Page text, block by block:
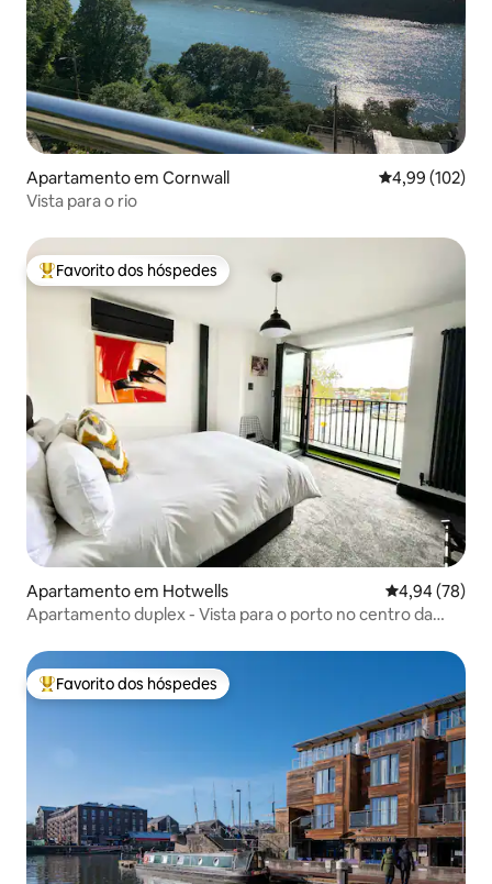
Apartamento em Cornwall Classificação
4,99 (102)
Vista para o rio
Favoritos dos hóspedes mais apreciados
Favorito dos hóspedes
Apartamento em Hotwells Classificação
4,94 (78)
Apartamento duplex - Vista para o porto no centro da
Favoritos dos hóspedes mais apreciados
Favorito dos hóspedes